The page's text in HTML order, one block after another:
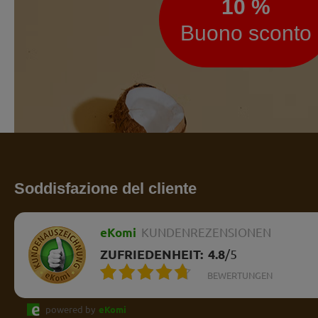
10 %
Buono sconto
Soddisfazione del cliente
eKomi KUNDENREZENSIONEN
ZUFRIEDENHEIT: 4.8/5
BEWERTUNGEN
powered by eKomi